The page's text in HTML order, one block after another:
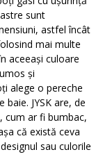
sunt
astfel încât
mai multe
aceeași culoare
și
alege o pereche
JYSK are, de
cum ar fi bumbac,
că există ceva
sau culorile